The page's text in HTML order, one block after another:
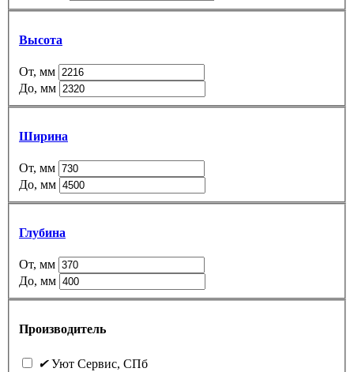
Высота
От, мм
До, мм
Ширина
От, мм
До, мм
Глубина
От, мм
До, мм
Производитель
✔Уют Сервис, СПб